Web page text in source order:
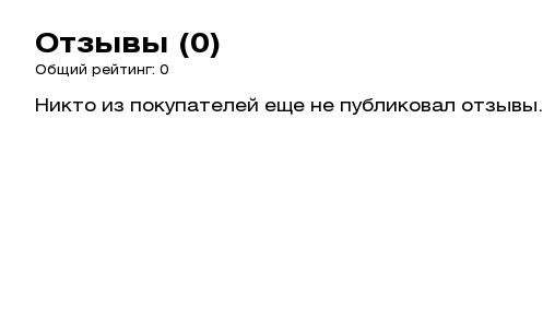
Отзывы (0)
Общий рейтинг: 0
Никто из покупателей еще не публиковал отзывы.